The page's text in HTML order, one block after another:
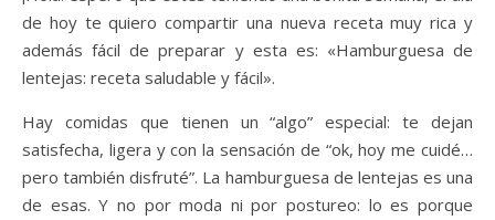
de hoy te quiero compartir una nueva receta muy rica y
además fácil de preparar y esta es: «Hamburguesa de
lentejas: receta saludable y fácil».
Hay comidas que tienen un “algo” especial: te dejan
satisfecha, ligera y con la sensación de “ok, hoy me cuidé…
pero también disfruté”. La hamburguesa de lentejas es una
de esas. Y no por moda ni por postureo: lo es porque